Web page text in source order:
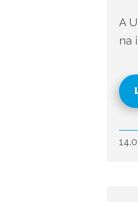
A
na